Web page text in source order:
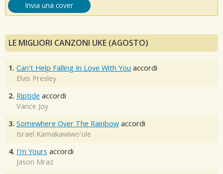
Invia una cover
LE MIGLIORI CANZONI UKE (AGOSTO)
1. Can't Help Falling In Love With You accordi
Elvis Presley
2. Riptide accordi
Vance Joy
3. Somewhere Over The Rainbow accordi
Israel Kamakawiwo'ole
4. I'm Yours accordi
Jason Mraz